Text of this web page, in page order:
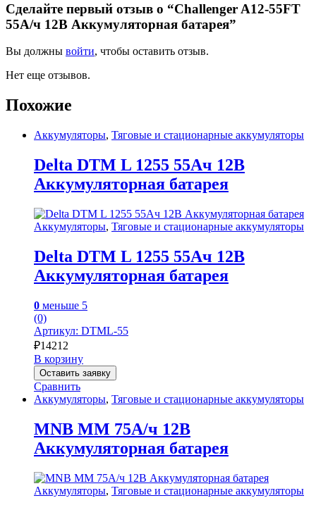
Сделайте первый отзыв о “Challenger A12-55FT
55А/ч 12В Аккумуляторная батарея”
Вы должны войти, чтобы оставить отзыв.
Нет еще отзывов.
Похожие
Аккумуляторы, Тяговые и стационарные аккумуляторы
Delta DTM L 1255 55Ач 12В
Аккумуляторная батарея
Аккумуляторы, Тяговые и стационарные аккумуляторы
Delta DTM L 1255 55Ач 12В
Аккумуляторная батарея
0 меньше 5
(0)
Артикул: DTML-55
₽14212
В корзину
Оставить заявку
Сравнить
Аккумуляторы, Тяговые и стационарные аккумуляторы
MNB MM 75А/ч 12В
Аккумуляторная батарея
Аккумуляторы, Тяговые и стационарные аккумуляторы